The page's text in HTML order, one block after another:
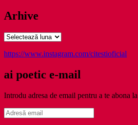
Arhive
Arhive
https://www.instagram.com/citestioficial
ai poetic e-mail
Introdu adresa de email pentru a te abona
Adresă
email